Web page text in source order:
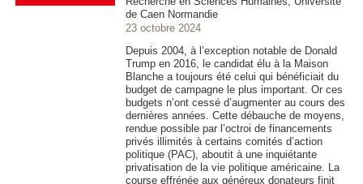
de Caen Normandie
23 octobre 2024
Depuis 2004, à l’exception notable de Donald
Trump en 2016, le candidat élu à la Maison
Blanche a toujours été celui qui bénéficiait du
budget de campagne le plus important. Or ces
budgets n’ont cessé d’augmenter au cours des
dernières années. Cette débauche de moyens,
rendue possible par l’octroi de financements
privés illimités à certains comités d’action
politique (PAC), aboutit à une inquiétante
privatisation de la vie politique américaine. La
course effrénée aux généreux donateurs finit